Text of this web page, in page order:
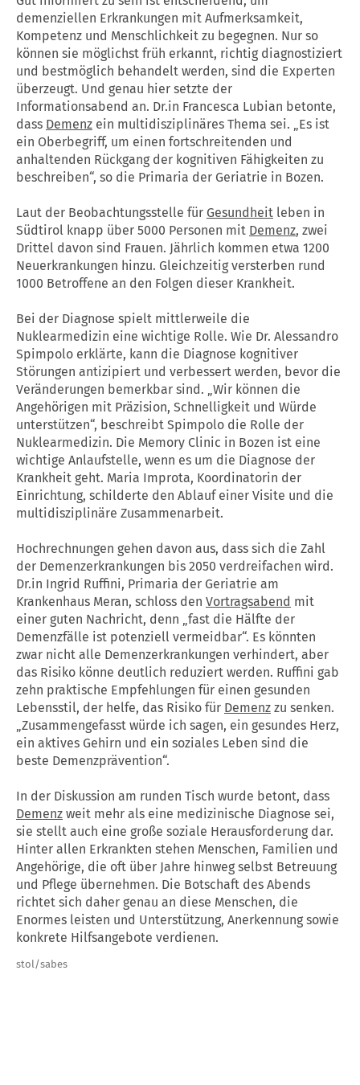
demenziellen Erkrankungen mit Aufmerksamkeit,
Kompetenz und Menschlichkeit zu begegnen. Nur so
können sie möglichst früh erkannt, richtig diagnostiziert
und bestmöglich behandelt werden, sind die Experten
überzeugt. Und genau hier setzte der
Informationsabend an. Dr.in Francesca Lubian betonte,
dass Demenz ein multidisziplinäres Thema sei. „Es ist
ein Oberbegriff, um einen fortschreitenden und
anhaltenden Rückgang der kognitiven Fähigkeiten zu
beschreiben“, so die Primaria der Geriatrie in Bozen.
Laut der Beobachtungsstelle für Gesundheit leben in
Südtirol knapp über 5000 Personen mit Demenz, zwei
Drittel davon sind Frauen. Jährlich kommen etwa 1200
Neuerkrankungen hinzu. Gleichzeitig versterben rund
1000 Betroffene an den Folgen dieser Krankheit.
Bei der Diagnose spielt mittlerweile die
Nuklearmedizin eine wichtige Rolle. Wie Dr. Alessandro
Spimpolo erklärte, kann die Diagnose kognitiver
Störungen antizipiert und verbessert werden, bevor die
Veränderungen bemerkbar sind. „Wir können die
Angehörigen mit Präzision, Schnelligkeit und Würde
unterstützen“, beschreibt Spimpolo die Rolle der
Nuklearmedizin. Die Memory Clinic in Bozen ist eine
wichtige Anlaufstelle, wenn es um die Diagnose der
Krankheit geht. Maria Improta, Koordinatorin der
Einrichtung, schilderte den Ablauf einer Visite und die
multidisziplinäre Zusammenarbeit.
Hochrechnungen gehen davon aus, dass sich die Zahl
der Demenzerkrankungen bis 2050 verdreifachen wird.
Dr.in Ingrid Ruffini, Primaria der Geriatrie am
Krankenhaus Meran, schloss den Vortragsabend mit
einer guten Nachricht, denn „fast die Hälfte der
Demenzfälle ist potenziell vermeidbar“. Es könnten
zwar nicht alle Demenzerkrankungen verhindert, aber
das Risiko könne deutlich reduziert werden. Ruffini gab
zehn praktische Empfehlungen für einen gesunden
Lebensstil, der helfe, das Risiko für Demenz zu senken.
„Zusammengefasst würde ich sagen, ein gesundes Herz,
ein aktives Gehirn und ein soziales Leben sind die
beste Demenzprävention“.
In der Diskussion am runden Tisch wurde betont, dass
Demenz weit mehr als eine medizinische Diagnose sei,
sie stellt auch eine große soziale Herausforderung dar.
Hinter allen Erkrankten stehen Menschen, Familien und
Angehörige, die oft über Jahre hinweg selbst Betreuung
und Pflege übernehmen. Die Botschaft des Abends
richtet sich daher genau an diese Menschen, die
Enormes leisten und Unterstützung, Anerkennung sowie
konkrete Hilfsangebote verdienen.
stol/sabes